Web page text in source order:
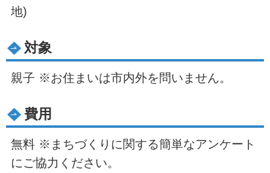
地)
対象
親子 ※お住まいは市内外を問いません。
費用
無料 ※まちづくりに関する簡単なアンケート
にご協力ください。